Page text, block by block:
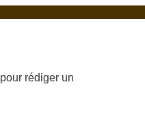
pour rédiger un